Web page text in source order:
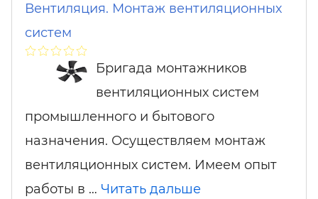
Вентиляция. Монтаж вентиляционных
систем
Бригада монтажников
вентиляционных систем
промышленного и бытового
назначения. Осуществляем монтаж
вентиляционных систем. Имеем опыт
работы в … Читать дальше